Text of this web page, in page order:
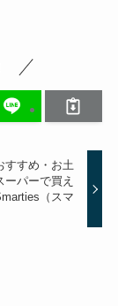
すすめ・お土
ーパーで買え
（スマ